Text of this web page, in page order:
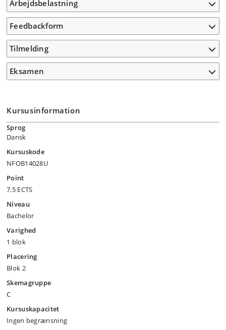
Arbejdsbelastning
Feedbackform
Tilmelding
Eksamen
Kursusinformation
Sprog
Dansk
Kursuskode
NFOB14028U
Point
7,5 ECTS
Niveau
Bachelor
Varighed
1 blok
Placering
Blok 2
Skemagruppe
C
Kursuskapacitet
Ingen begrænsning